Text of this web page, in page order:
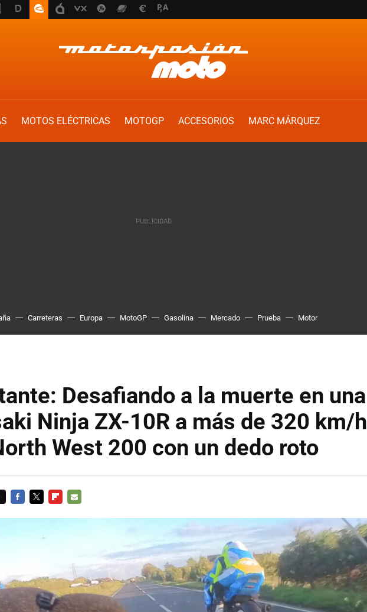
MOTOS ELÉCTRICAS MOTOGP ACCESORIOS
MARC MÁRQUEZ
Carreteras Europa MotoGP Gasolina Mercado Prueba Motor
Desafiando a la muerte en una
Ninja ZX-10R a más de 320 km/h
West 200 con un dedo roto